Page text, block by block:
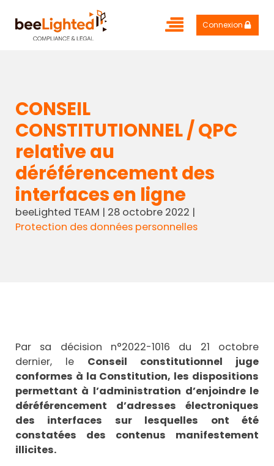
Connexion
CONSEIL
CONSTITUTIONNEL / QPC
relative au
déréférencement des
interfaces en ligne
beeLighted TEAM | 28 octobre 2022 |
Protection des données personnelles
Par sa décision n°2022-1016 du 21 octobre
dernier, le Conseil constitutionnel juge
conformes à la Constitution, les dispositions
permettant à l’administration d’enjoindre le
déréférencement d’adresses électroniques
des interfaces sur lesquelles ont été
constatées des contenus manifestement
illicites.